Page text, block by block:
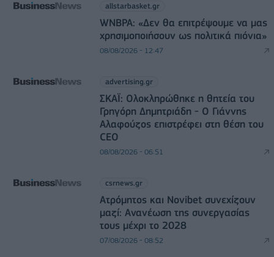
allstarbasket.gr
WNBPA: «Δεν θα επιτρέψουμε να μας
χρησιμοποιήσουν ως πολιτικά πιόνια»
08/08/2026 - 12:47
advertising.gr
ΣΚΑΪ: Ολοκληρώθηκε η θητεία του
Γρηγόρη Δημητριάδη - Ο Γιάννης
Αλαφούζος επιστρέφει στη θέση του
CEO
08/08/2026 - 06:51
csrnews.gr
Ατρόμητος και Novibet συνεχίζουν
μαζί: Ανανέωση της συνεργασίας
τους μέχρι το 2028
07/08/2026 - 08:52